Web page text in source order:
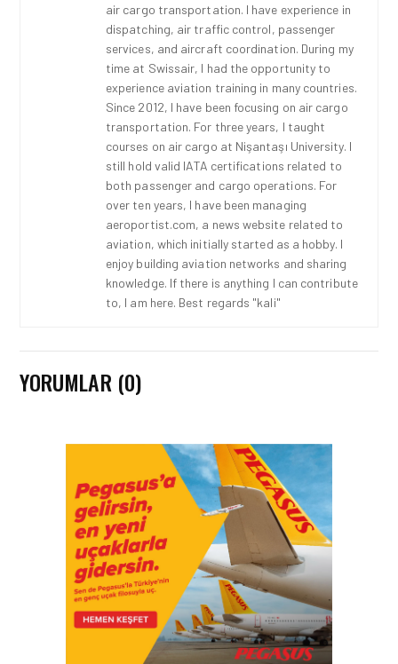
air cargo transportation. I have experience in
dispatching, air traffic control, passenger
services, and aircraft coordination. During my
time at Swissair, I had the opportunity to
experience aviation training in many countries.
Since 2012, I have been focusing on air cargo
transportation. For three years, I taught
courses on air cargo at Nişantaşı University. I
still hold valid IATA certifications related to
both passenger and cargo operations. For
over ten years, I have been managing
aeroportist.com, a news website related to
aviation, which initially started as a hobby. I
enjoy building aviation networks and sharing
knowledge. If there is anything I can contribute
to, I am here. Best regards "kali"
YORUMLAR (0)
HAVAYOLU • 07 AĞU 2026
SUNEXPRESS’IN ÜÇ GÜN
ÜST ÜSTE GÜNLÜK
YOLCU SAYISI 71 BINI AŞTI
HAVAYOLU • 05 AĞU 2026
CORENDON’DAN YAKIT
VERIMLILIĞI VE
SÜRDÜRÜLEBILIRLIK IÇIN
İŞ BIRLIĞI!